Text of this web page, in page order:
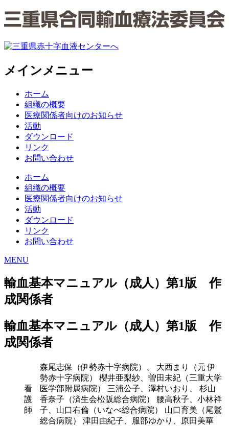
メインメニュー
ホーム
組織の概要
医療関係者向けのお知らせ
活動
ダウンロード
リンク
お問い合わせ
ホーム
組織の概要
医療関係者向けのお知らせ
活動
ダウンロード
リンク
お問い合わせ
MENU
輸血基本マニュアル（成人）第1版 作
成関係者
輸血基本マニュアル（成人）第1版 作
成関係者
看
護
師
森尾志保（伊勢赤十字病院）、 大西まり（元 伊
勢赤十字病院） 櫻井亜梨紗、曽田未紀（三重大学
医学部附属病院） 三浦公子、澤村いおり、 杉山
香奈子（済生会松阪総合病院） 腰高秋子、小林祥
子、山口右倫（いなべ総合病院） 山口育美（尾鷲
総合病院） 津田由紀子、服部ゆかり、原田美華